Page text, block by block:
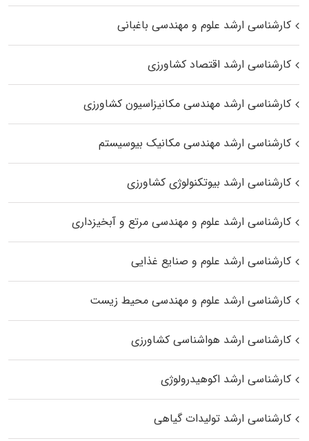
کارشناسی ارشد علوم و مهندسی باغبانی
کارشناسی ارشد اقتصاد کشاورزی
کارشناسی ارشد مهندسی مکانیزاسیون کشاورزی
کارشناسی ارشد مهندسی مکانیک بیوسیستم
کارشناسی ارشد بیوتکنولوژی کشاورزی
کارشناسی ارشد علوم و مهندسی مرتع و آبخیزداری
کارشناسی ارشد علوم و صنایع غذایی
کارشناسی ارشد علوم و مهندسی محیط زیست
کارشناسی ارشد هواشناسی کشاورزی
کارشناسی ارشد اکوهیدرولوژی
کارشناسی ارشد تولیدات گیاهی